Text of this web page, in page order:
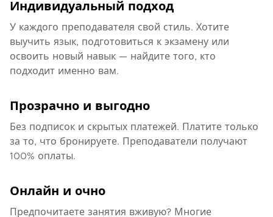
Индивидуальный подход
У каждого преподавателя свой стиль. Хотите
выучить язык, подготовиться к экзамену или
освоить новый навык — найдите того, кто
подходит именно вам.
Прозрачно и выгодно
Без подписок и скрытых платежей. Платите только
за то, что бронируете. Преподаватели получают
100% оплаты.
Онлайн и очно
Предпочитаете занятия вживую? Многие